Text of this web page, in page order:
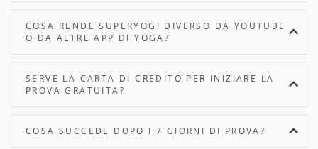
COSA RENDE SUPERYOGI DIVERSO DA YOUTUBE
O DA ALTRE APP DI YOGA?
SERVE LA CARTA DI CREDITO PER INIZIARE LA
PROVA GRATUITA?
COSA SUCCEDE DOPO I 7 GIORNI DI PROVA?